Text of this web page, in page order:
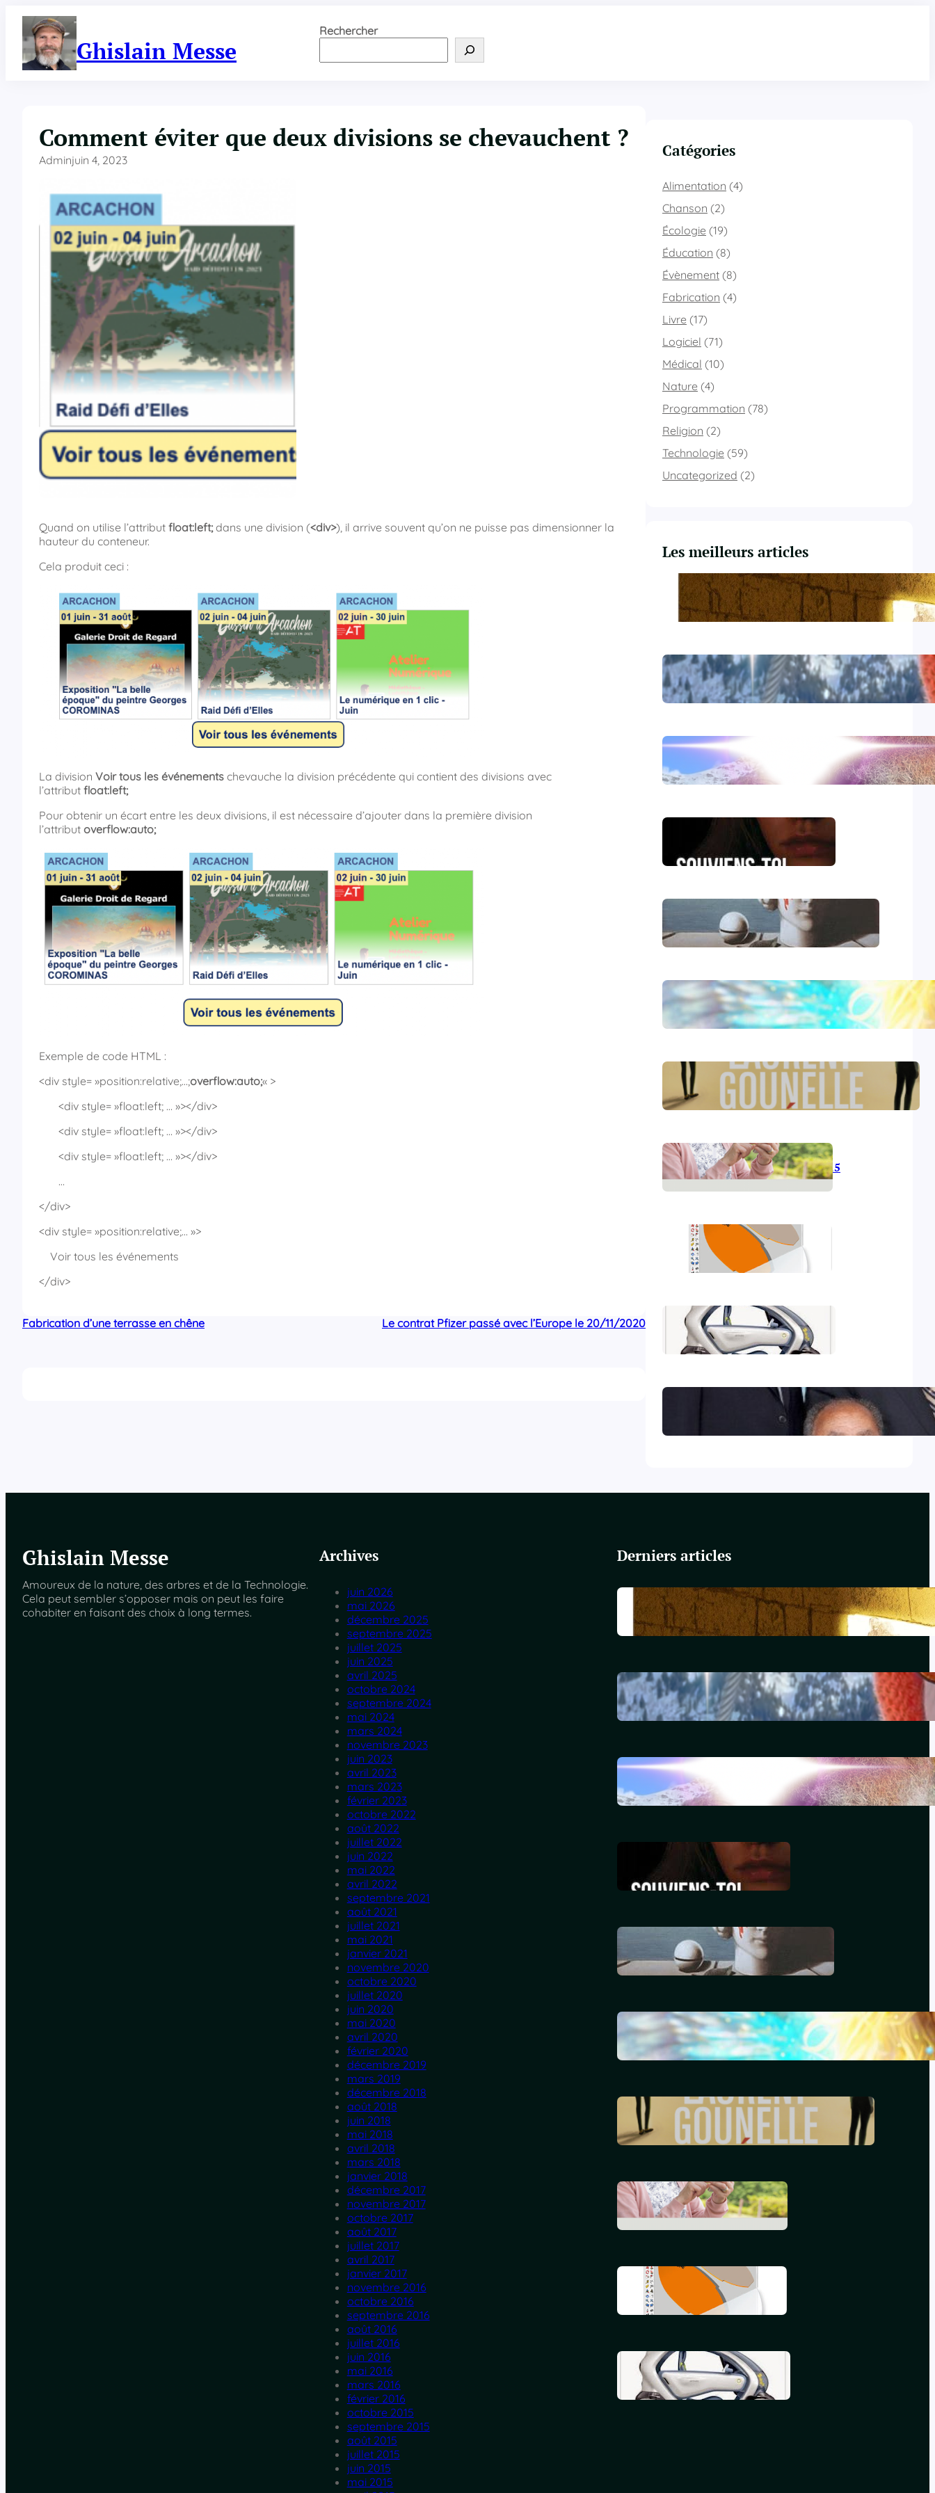
contenu
Ghislain Messe
Rechercher
Comment éviter que deux divisions se chevauchent ?
Adminjuin 4, 2023
Quand on utilise l’attribut float:left;dans une division (<div>), il arrive souvent qu’on ne puisse pas dimensionner la
hauteur du conteneur.
Cela produit ceci :
La division Voir tous les événements chevauche la division précédente qui contient des divisions avec
l’attribut float:left;
Pour obtenir un écart entre les deux divisions, il est nécessaire d’ajouter dans la première division
l’attribut overflow:auto;
Exemple de code HTML :
<div style= »position:relative;…;overflow:auto;« >
<div style= »float:left; … »></div>
<div style= »float:left; … »></div>
<div style= »float:left; … »></div>
…
</div>
<div style= »position:relative;… »>
Voir tous les événements
</div>
Fabrication d’une terrasse en chêne Le contrat Pfizer passé avec l’Europe le 20/11/2020
Catégories
Alimentation (4)
Chanson (2)
Écologie (19)
Éducation (8)
Évènement (8)
Fabrication (4)
Livre (17)
Logiciel (71)
Médical (10)
Nature (4)
Programmation (78)
Religion (2)
Technologie (59)
Uncategorized (2)
Les meilleurs articles
Du Yahvisme au Sionisme
Comirnaty
L’hydroxychloroquine
Souviens-toi, Sydney
Le génocide vendéen
Le livre d’Hénoch
Le réveil – Laurent Gounelle
L’informatique en 2015
Mon deuxième iBook
Mon premier iBook
Le Collège central des Témoins
de Jéhovah excommunié !
Ghislain Messe
Amoureux de la nature, des arbres et de la Technologie.
Cela peut sembler s’opposer mais on peut les faire
cohabiter en faisant des choix à long termes.
Archives
juin 2026
mai 2026
décembre 2025
septembre 2025
juillet 2025
juin 2025
avril 2025
octobre 2024
septembre 2024
mai 2024
mars 2024
novembre 2023
juin 2023
avril 2023
mars 2023
février 2023
octobre 2022
août 2022
juillet 2022
juin 2022
mai 2022
avril 2022
septembre 2021
août 2021
juillet 2021
mai 2021
janvier 2021
novembre 2020
octobre 2020
juillet 2020
juin 2020
mai 2020
avril 2020
février 2020
décembre 2019
mars 2019
décembre 2018
août 2018
juin 2018
mai 2018
avril 2018
mars 2018
janvier 2018
décembre 2017
novembre 2017
octobre 2017
août 2017
juillet 2017
avril 2017
janvier 2017
novembre 2016
octobre 2016
septembre 2016
août 2016
juillet 2016
juin 2016
mai 2016
mars 2016
février 2016
octobre 2015
septembre 2015
août 2015
juillet 2015
juin 2015
mai 2015
Derniers articles
Du Yahvisme au Sionisme
juin 17, 2026
Comirnaty
mai 14, 2026
L’hydroxychloroquine
décembre 29, 2025
Souviens-toi, Sydney
décembre 29, 2025
Le génocide vendéen
juillet 7, 2025
Le livre d’Hénoch
septembre 22, 2024
Le réveil – Laurent Gounelle
mars 17, 2024
L’informatique en 2015
septembre 25, 2015
Mon deuxième iBook
juillet 16, 2015
Mon premier iBook
mai 16, 2015